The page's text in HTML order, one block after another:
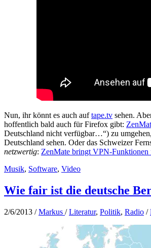
Nun, ihr könnt es auch auftape.tv sehen.
hoffentlich bald auch für Firefox gibt:
Deutschland nicht verfügbar…“) zu
Deutschland sehen. Oder das Schweizer
netzwertig: ZenMate bringt VPN-Funktionen
Musik, Software, Video
Wie fair ist die deutsche
2/6/2013 /Markus /Literatur, Politik, Radio /